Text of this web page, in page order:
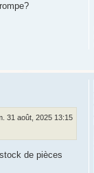
31 août, 2025 13:15
de pièces